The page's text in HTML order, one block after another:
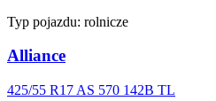
Typ pojazdu: rolnicze
Alliance
425/55 R17 AS 570 142B TL